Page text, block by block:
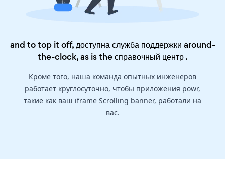
and to top it off, доступна служба поддержки around-
the-clock, as is theсправочный центр.
Кроме того, наша команда опытных инженеров
работает круглосуточно, чтобы приложения powr,
такие как ваш iframe Scrolling banner, работали на
вас.